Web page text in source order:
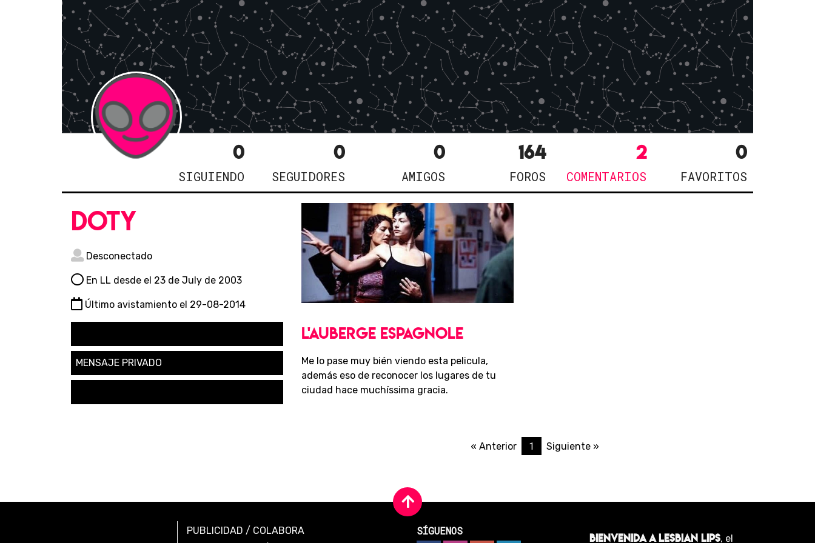
0
SIGUIENDO
0
SEGUIDORES
0
AMIGOS
164
FOROS
2
COMENTARIOS
0
FAVORITOS
doty
Desconectado
En LL desde el 23 de July de 2003
Último avistamiento el 29-08-2014
MENSAJE PRIVADO
L'AUBERGE ESPAGNOLE
Me lo pase muy bién viendo esta pelicula,
además eso de reconocer los lugares de tu
ciudad hace muchíssima gracia.
« Anterior 1 Siguiente »
PUBLICIDAD / COLABORA
SÍGUENOS
BIENVENIDA A LESBIAN LIPS, el